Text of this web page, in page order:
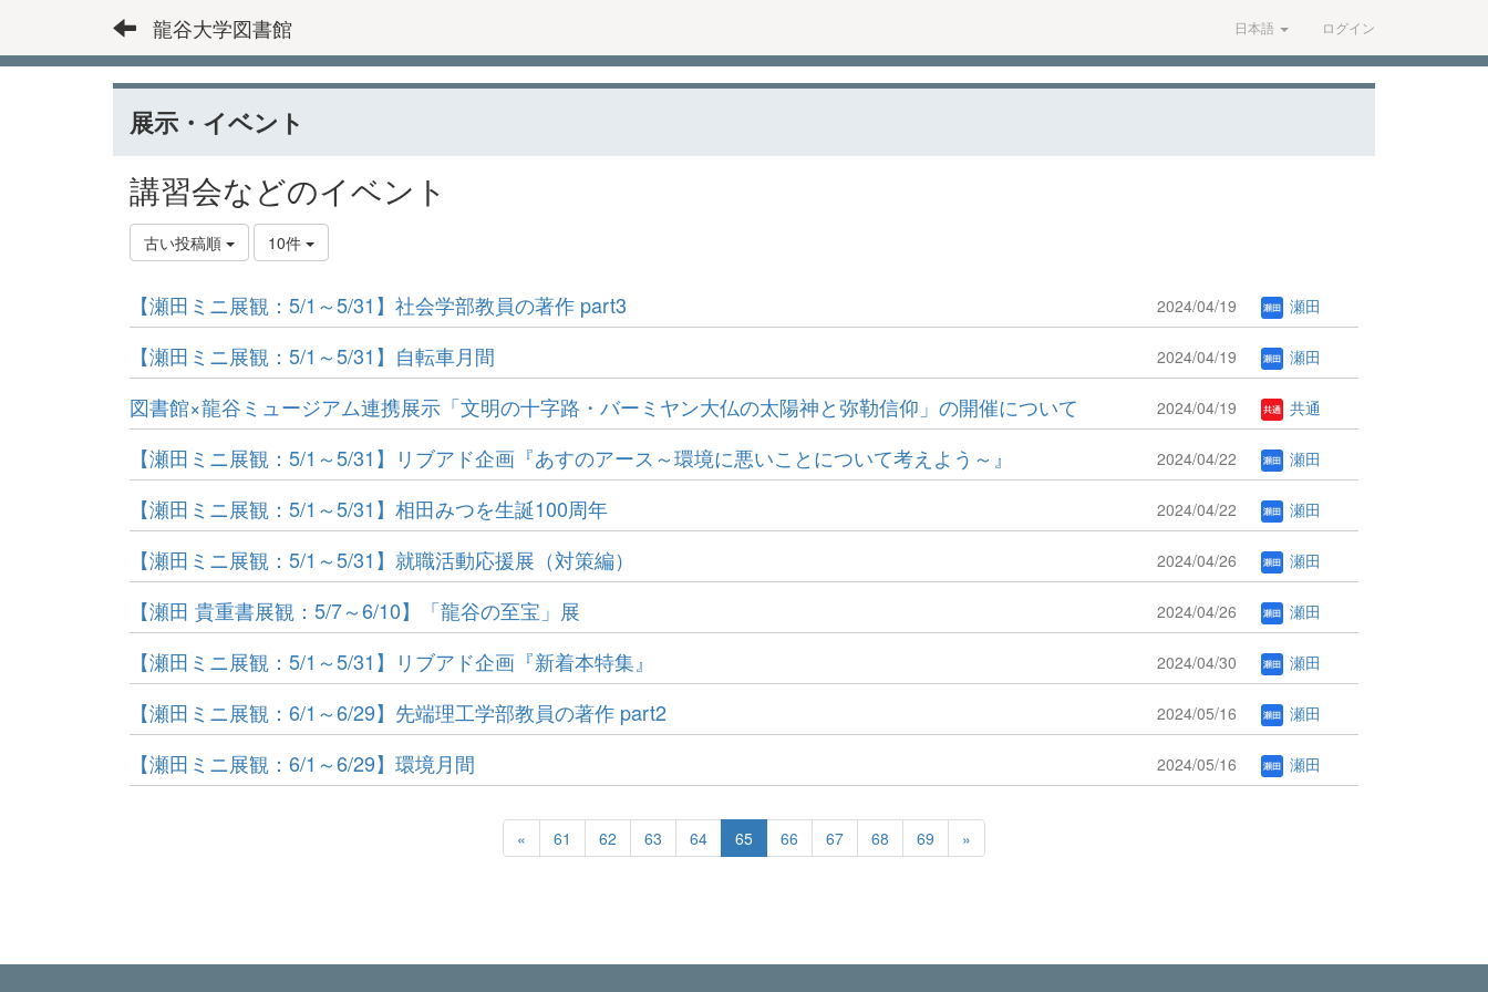
龍谷大学図書館 日本語 ログイン
展示・イベント
講習会などのイベント
古い投稿順 10件
【瀬田ミニ展観：5/1～5/31】社会学部教員の著作 part3 2024/04/19 瀬田
【瀬田ミニ展観：5/1～5/31】自転車月間 2024/04/19 瀬田
図書館×龍谷ミュージアム連携展示「文明の十字路・バーミヤン大仏の太陽神と弥勒信仰」の開催について 2024/04/19 共通
【瀬田ミニ展観：5/1～5/31】リブアド企画『あすのアース～環境に悪いことについて考えよう～』 2024/04/22 瀬田
【瀬田ミニ展観：5/1～5/31】相田みつを生誕100周年 2024/04/22 瀬田
【瀬田ミニ展観：5/1～5/31】就職活動応援展（対策編） 2024/04/26 瀬田
【瀬田 貴重書展観：5/7～6/10】「龍谷の至宝」展 2024/04/26 瀬田
【瀬田ミニ展観：5/1～5/31】リブアド企画『新着本特集』 2024/04/30 瀬田
【瀬田ミニ展観：6/1～6/29】先端理工学部教員の著作 part2 2024/05/16 瀬田
【瀬田ミニ展観：6/1～6/29】環境月間 2024/05/16 瀬田
« 61 62 63 64 65 66 67 68 69 »